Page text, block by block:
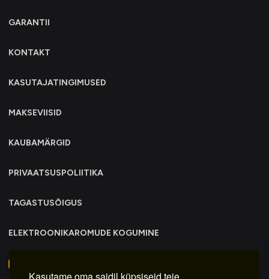
GARANTII
KONTAKT
KASUTAJATINGIMUSED
MAKSEVIISID
KAUBAMÄRGID
PRIVAATSUSPOLIITIKA
TAGASTUSÕIGUS
ELEKTROONIKAROMUDE KOGUMINE